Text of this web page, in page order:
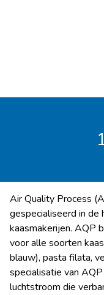
Air Quality Process
gespecialiseerd in de
kaasmakerijen. AQP
voor alle soorten
blauw), pasta filata,
specialisatie van
luchtstroom die